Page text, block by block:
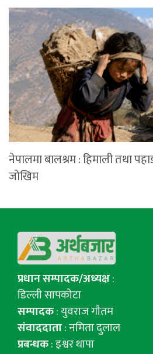
नेपालमा बालश्रम : हिमाली तथा
जोखिम
प्रधान सम्पादक/अध्यक्ष:
डिल्ली सापकोटा
सम्पादक: युवराज गाैतम
संवाददाता: नमिता दुलाल
प्रबन्धक: इश्वर थापा